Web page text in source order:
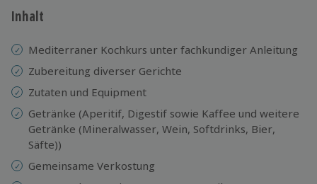
3 Jahre gültig & verlängerbar.
Inhalt
Mediterraner Kochkurs unter fachkundiger Anleitung
Zubereitung diverser Gerichte
Zutaten und Equipment
Getränke (Aperitif, Digestif sowie Kaffee und weitere
Getränke (Mineralwasser, Wein, Softdrinks, Bier,
Säfte))
Gemeinsame Verkostung